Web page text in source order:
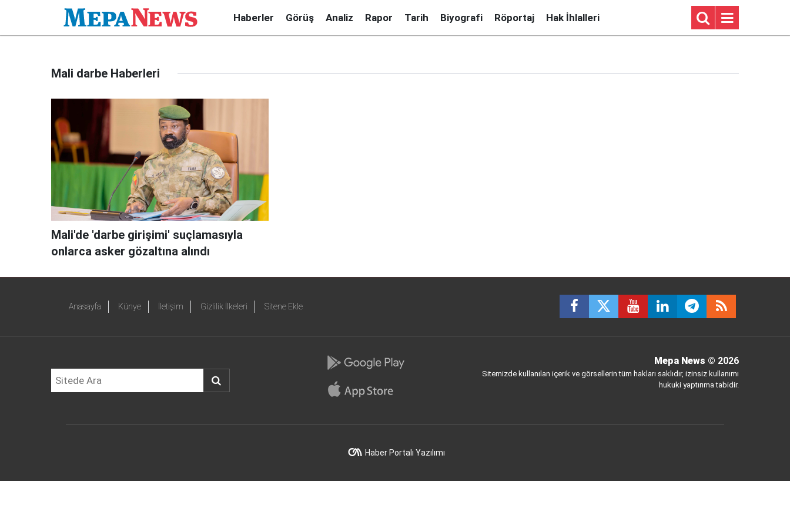
Haberler Görüş Analiz Rapor Tarih Biyografi Röportaj Hak İhlalleri
Mali darbe Haberleri
Mali'de 'darbe girişimi' suçlamasıyla
onlarca asker gözaltına alındı
Anasayfa Künye İletişim Gizlilik İlkeleri Sitene Ekle
Mepa News © 2026
Sitemizde kullanılan içerik ve görsellerin tüm hakları saklıdır, izinsiz kullanımı
hukuki yaptırıma tabidir.
Haber Portalı Yazılımı